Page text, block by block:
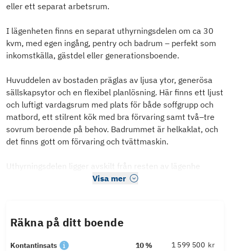
eller ett separat arbetsrum.
I lägenheten finns en separat uthyrningsdelen om ca 30
kvm, med egen ingång, pentry och badrum – perfekt som
inkomstkälla, gästdel eller generationsboende.
Huvuddelen av bostaden präglas av ljusa ytor, generösa
sällskapsytor och en flexibel planlösning. Här finns ett ljust
och luftigt vardagsrum med plats för både soffgrupp och
matbord, ett stilrent kök med bra förvaring samt två–tre
sovrum beroende på behov. Badrummet är helkaklat, och
det finns gott om förvaring och tvättmaskin.
Uthyrningsdelen ligger avskilt från resten av lägenhe
Visa mer
Räkna på ditt boende
Kontantinsats 10 % kr